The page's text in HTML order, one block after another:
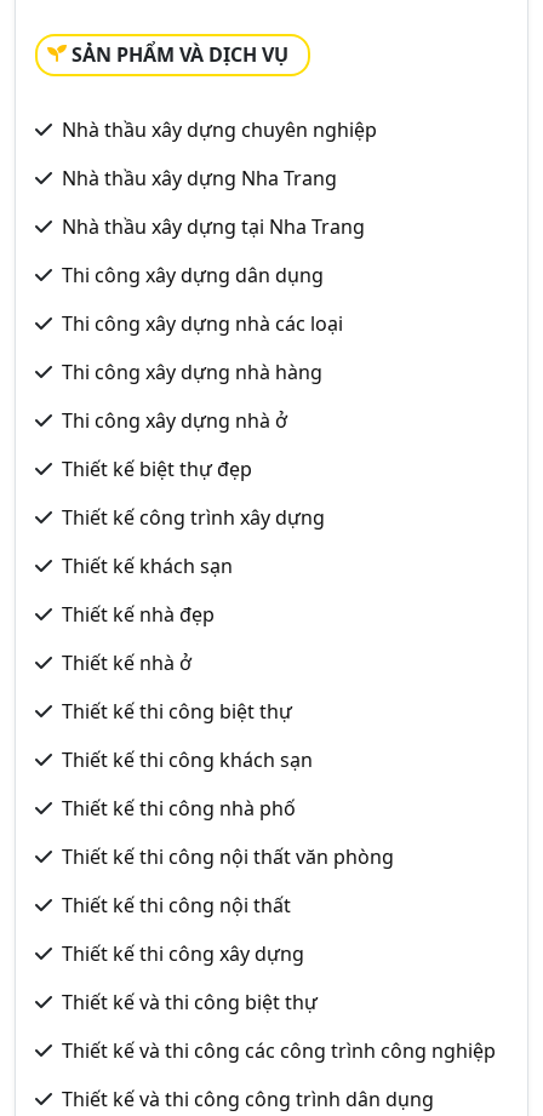
SẢN PHẨM VÀ DỊCH VỤ
Nhà thầu xây dựng chuyên nghiệp
Nhà thầu xây dựng Nha Trang
Nhà thầu xây dựng tại Nha Trang
Thi công xây dựng dân dụng
Thi công xây dựng nhà các loại
Thi công xây dựng nhà hàng
Thi công xây dựng nhà ở
Thiết kế biệt thự đẹp
Thiết kế công trình xây dựng
Thiết kế khách sạn
Thiết kế nhà đẹp
Thiết kế nhà ở
Thiết kế thi công biệt thự
Thiết kế thi công khách sạn
Thiết kế thi công nhà phố
Thiết kế thi công nội thất văn phòng
Thiết kế thi công nội thất
Thiết kế thi công xây dựng
Thiết kế và thi công biệt thự
Thiết kế và thi công các công trình công nghiệp
Thiết kế và thi công công trình dân dụng